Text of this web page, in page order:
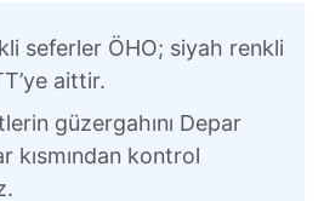
seferler ÖHO; siyah renkli
aittir.
güzergahını Depar
kısmından kontrol